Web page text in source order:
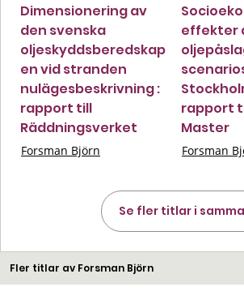
Dimensionering av
den svenska
oljeskyddsberedskap
en vid stranden
nulägesbeskrivning :
rapport till
Räddningsverket
Forsman Björn
effekter
rapport
Master
Forsman
Se fler titlar i
Fler titlar av Forsman Björn